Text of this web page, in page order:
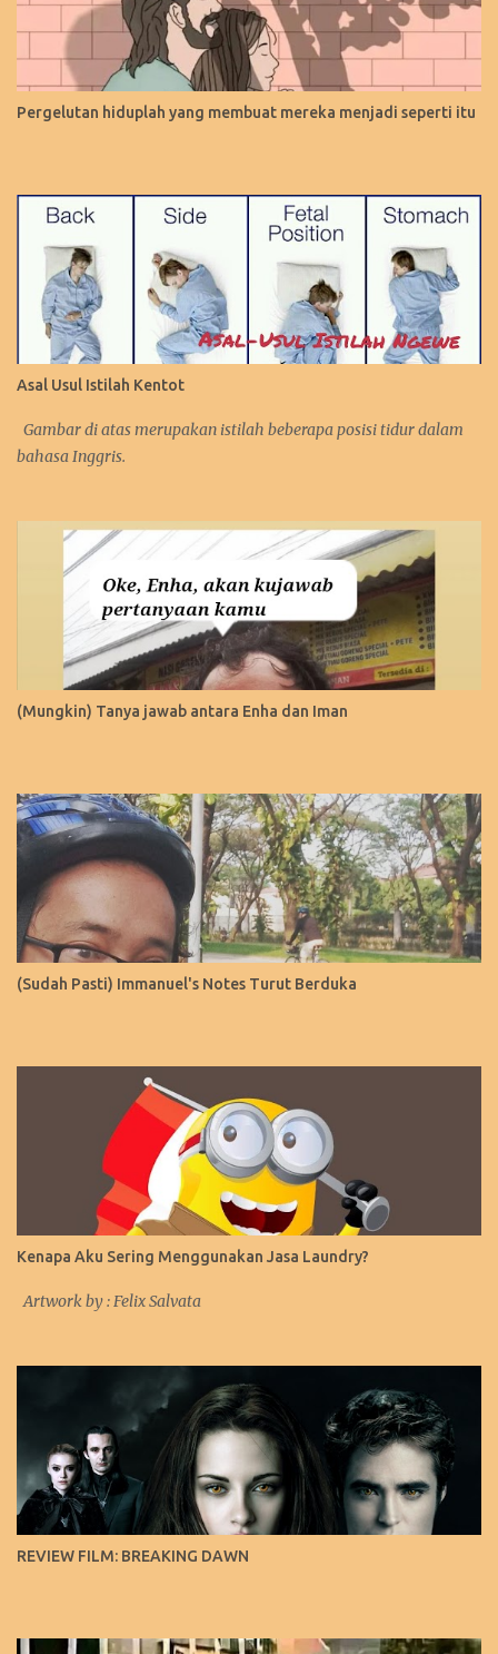
Pergelutan hiduplah yang membuat mereka menjadi seperti itu
Asal Usul Istilah Kentot
Gambar di atas merupakan istilah beberapa posisi tidur dalam
bahasa Inggris.
(Mungkin) Tanya jawab antara Enha dan Iman
(Sudah Pasti) Immanuel's Notes Turut Berduka
Kenapa Aku Sering Menggunakan Jasa Laundry?
Artwork by : Felix Salvata
REVIEW FILM: BREAKING DAWN